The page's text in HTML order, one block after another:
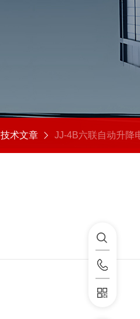
技术文章 JJ-4B六联自动升降电动搅拌器正确使用